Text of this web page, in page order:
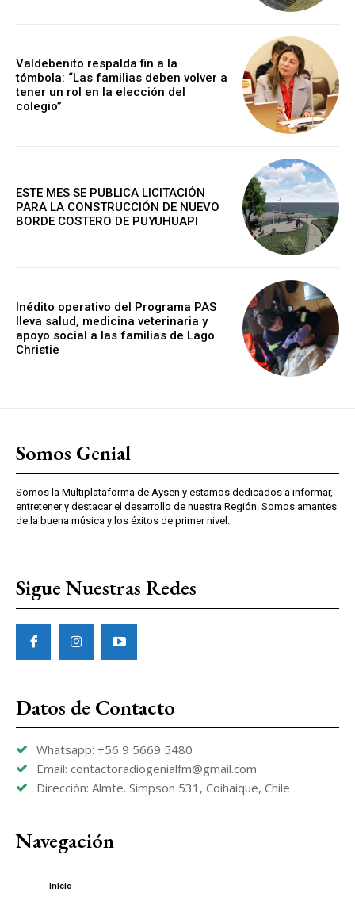
Valdebenito respalda fin a la
tómbola: “Las familias deben volver a
tener un rol en la elección del
colegio”
ESTE MES SE PUBLICA LICITACIÓN
PARA LA CONSTRUCCIÓN DE NUEVO
BORDE COSTERO DE PUYUHUAPI
Inédito operativo del Programa PAS
lleva salud, medicina veterinaria y
apoyo social a las familias de Lago
Christie
Somos Genial
Somos la Multiplataforma de Aysen y estamos dedicados a informar,
entretener y destacar el desarrollo de nuestra Región. Somos amantes
de la buena música y los éxitos de primer nivel.
Sigue Nuestras Redes
Datos de Contacto
Whatsapp: +56 9 5669 5480
Email: contactoradiogenialfm@gmail.com
Dirección: Almte. Simpson 531, Coihaique, Chile
Navegación
Inicio